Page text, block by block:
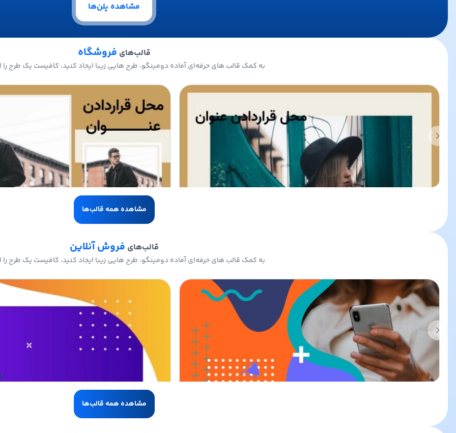
مشاهده پلن‌ها
قالب‌های فروشگاه
به کمک قالب های حرفه‌ای آماده دومینگو، طرح هایی زیبا ایجاد کنید، کافیست یک طرح را
Previous slide
مشاهده همه قالب‌ها
قالب‌های فروش آنلاین
به کمک قالب های حرفه‌ای آماده دومینگو، طرح هایی زیبا ایجاد کنید، کافیست یک طرح را
Previous slide
مشاهده همه قالب‌ها